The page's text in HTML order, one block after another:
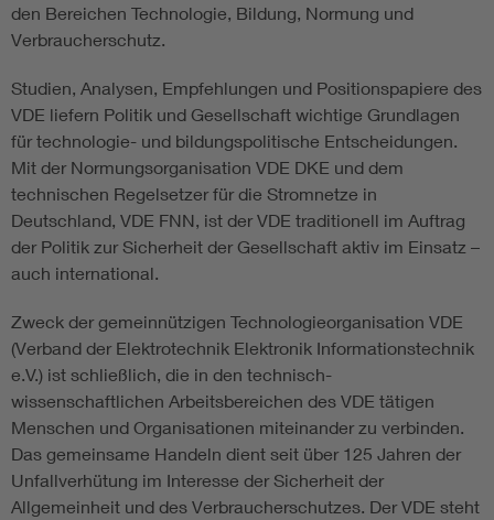
den Bereichen Technologie, Bildung, Normung und
Verbraucherschutz.
Studien, Analysen, Empfehlungen und Positionspapiere des
VDE liefern Politik und Gesellschaft wichtige Grundlagen
für technologie- und bildungspolitische Entscheidungen.
Mit der Normungsorganisation VDE DKE und dem
technischen Regelsetzer für die Stromnetze in
Deutschland, VDE FNN, ist der VDE traditionell im Auftrag
der Politik zur Sicherheit der Gesellschaft aktiv im Einsatz –
auch international.
Zweck der gemeinnützigen Technologieorganisation VDE
(Verband der Elektrotechnik Elektronik Informationstechnik
e.V.) ist schließlich, die in den technisch-
wissenschaftlichen Arbeitsbereichen des VDE tätigen
Menschen und Organisationen miteinander zu verbinden.
Das gemeinsame Handeln dient seit über 125 Jahren der
Unfallverhütung im Interesse der Sicherheit der
Allgemeinheit und des Verbraucherschutzes. Der VDE steht